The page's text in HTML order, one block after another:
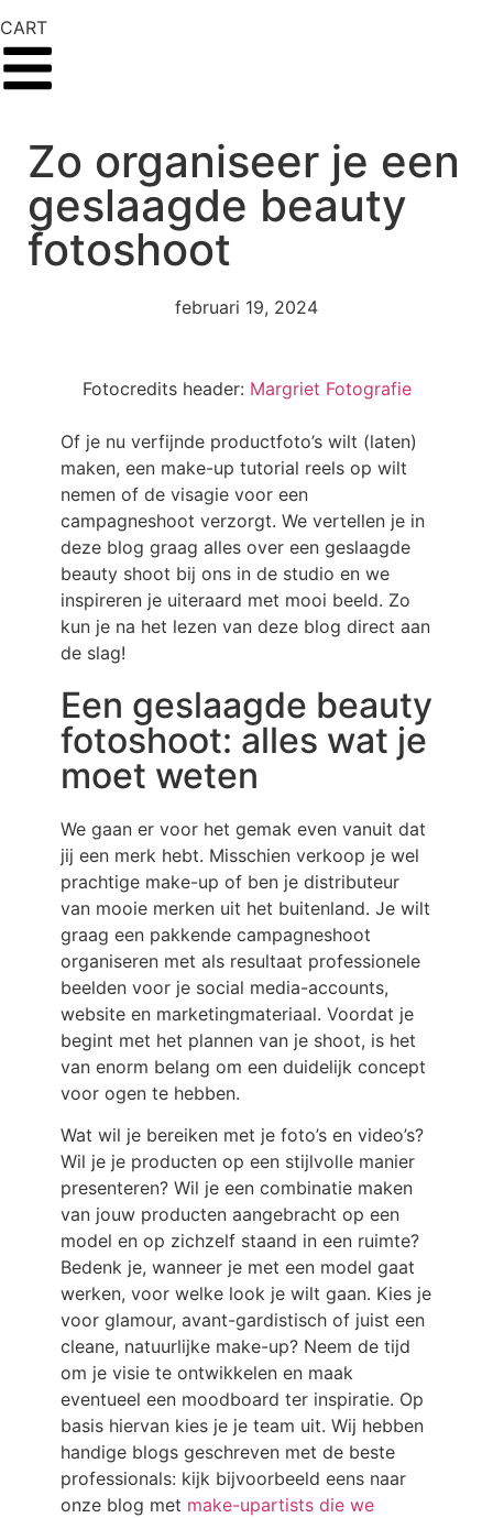
CART
Zo organiseer je een
geslaagde beauty
fotoshoot
februari 19, 2024
Fotocredits header: Margriet Fotografie
Of je nu verfijnde productfoto’s wilt (laten)
maken, een make-up tutorial reels op wilt
nemen of de visagie voor een
campagneshoot verzorgt. We vertellen je in
deze blog graag alles over een geslaagde
beauty shoot bij ons in de studio en we
inspireren je uiteraard met mooi beeld. Zo
kun je na het lezen van deze blog direct aan
de slag!
Een geslaagde beauty
fotoshoot: alles wat je
moet weten
We gaan er voor het gemak even vanuit dat
jij een merk hebt. Misschien verkoop je wel
prachtige make-up of ben je distributeur
van mooie merken uit het buitenland. Je wilt
graag een pakkende campagneshoot
organiseren met als resultaat professionele
beelden voor je social media-accounts,
website en marketingmateriaal. Voordat je
begint met het plannen van je shoot, is het
van enorm belang om een duidelijk concept
voor ogen te hebben.
Wat wil je bereiken met je foto’s en video’s?
Wil je je producten op een stijlvolle manier
presenteren? Wil je een combinatie maken
van jouw producten aangebracht op een
model en op zichzelf staand in een ruimte?
Bedenk je, wanneer je met een model gaat
werken, voor welke look je wilt gaan. Kies je
voor glamour, avant-gardistisch of juist een
cleane, natuurlijke make-up? Neem de tijd
om je visie te ontwikkelen en maak
eventueel een moodboard ter inspiratie. Op
basis hiervan kies je je team uit. Wij hebben
handige blogs geschreven met de beste
professionals: kijk bijvoorbeeld eens naar
onze blog met make-upartists die we